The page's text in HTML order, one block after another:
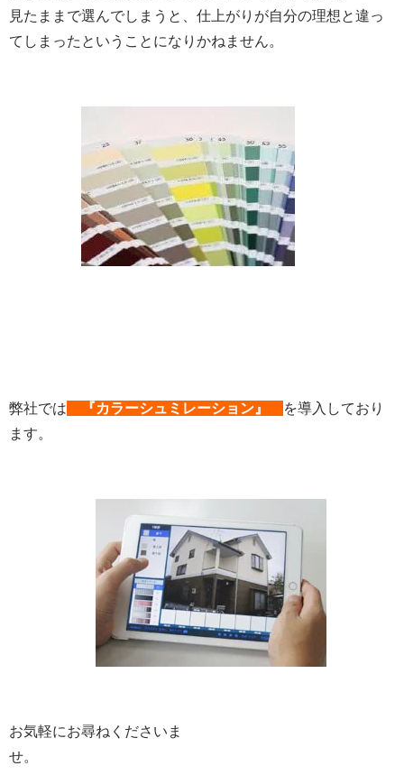
見た ままで選んでしまうと、仕上がりが自分の理想と違っ
てしまったということになりかねません。
弊社では 『カラーシュミレーション』
を導入しており
ます。
お気軽にお尋ねくださいま
せ。